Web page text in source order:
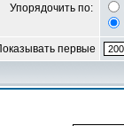
Упорядочить по:
первые